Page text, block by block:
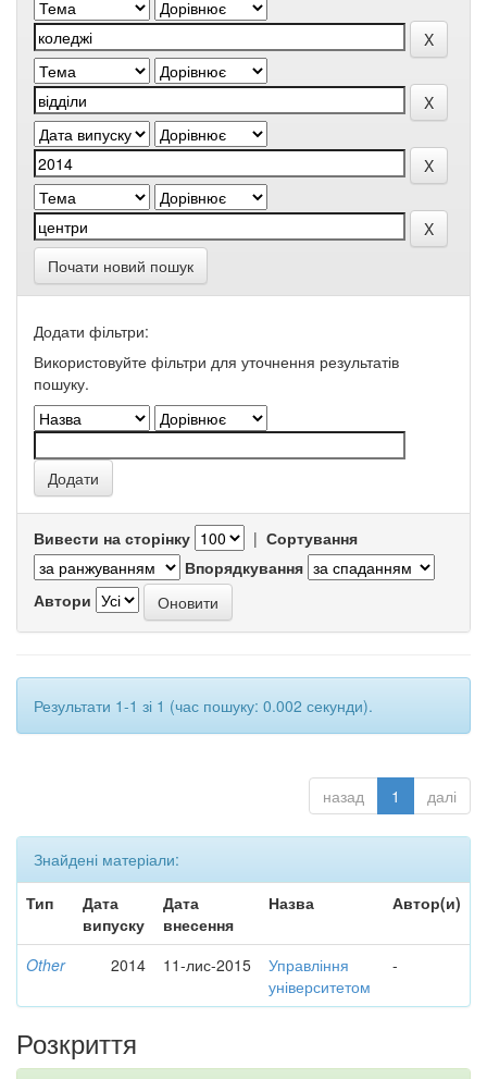
Почати новий пошук
Додати фільтри:
Використовуйте фільтри для уточнення результатів
пошуку.
Вивести на сторінку | Сортування
Впорядкування
Автори
Результати 1-1 зі 1 (час пошуку: 0.002 секунди).
назад 1 далі
Знайдені матеріали:
Тип
Дата
випуску
Дата
внесення
Назва Автор(и)
Other 2014 11-лис-2015
Управління
університетом
-
Розкриття